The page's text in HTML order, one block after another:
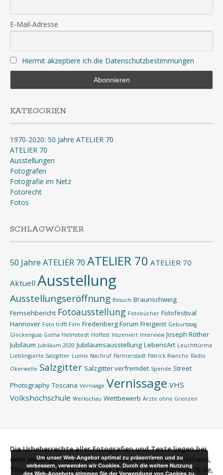
E-Mail-Adresse
Hiermit akzeptiere ich die Datenschutzbestimmungen
KATEGORIEN
1970-2020: 50 Jahre ATELIER 70
ATELIER 70
Ausstellungen
Fotografen
Fotografie im Netz
Fotorecht
Fotos
SCHLAGWÖRTER
50 Jahre ATELIER 70 ATELIER 70 ATELIER 70
Aktuell Ausstellung
Ausstellungseröffnung Besuch Braunschweig
Fernsehbericht Fotoausstellung Fotobücher Fotofestival
Hannover Foto trifft Film Fredenberg Forum Freigeist Geburtstag
Glockenguss Gotha Helmstedt Hoffest Inszeniert Interview Joseph Röther
Jubiläum Jubiläum 2020 Jubiläumsausstellung LebensArt Leuchttürme
Lieblingsorte Salzgitter Lumix Nachruf Partnerstadt Patrick Riancho Radio
Okerwelle Salzgitter Salzgitter verfremdet Spende Street
Photography Toscana Vernisage Vernissage VHS
Volkshochschule Werkschau Wettbewerb Ärzte ohne Grenzen
Die Urheberrechte aller Fotografien und Texte liegen bei
dem jeweiligen Autor.Impressum: ATELIER 70, Kunsthaus,
Thiestr. 26a, 38226 Salzgitter, E-Mail: info[at]atelier70.de,
Um unser Web-Angebot optimal zu präsentieren und zu
verbessern, verwenden wir Cookies. Durch die weitere Nutzung
des Web-Angebots stimmen Sie der Verwendung von Cookies zu.